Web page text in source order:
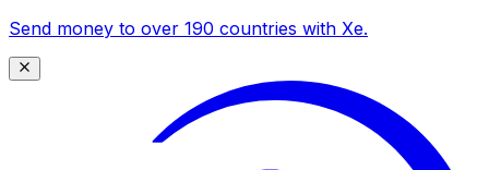
Send money to over 190 countries with Xe.